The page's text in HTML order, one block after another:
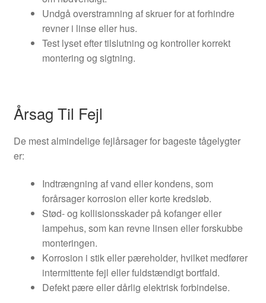
Undgå overstramning af skruer for at forhindre
revner i linse eller hus.
Test lyset efter tilslutning og kontroller korrekt
montering og sigtning.
Årsag Til Fejl
De mest almindelige fejlårsager for bageste tågelygter
er:
Indtrængning af vand eller kondens, som
forårsager korrosion eller korte kredsløb.
Stød- og kollisionsskader på kofanger eller
lampehus, som kan revne linsen eller forskubbe
monteringen.
Korrosion i stik eller pæreholder, hvilket medfører
intermittente fejl eller fuldstændigt bortfald.
Defekt pære eller dårlig elektrisk forbindelse.